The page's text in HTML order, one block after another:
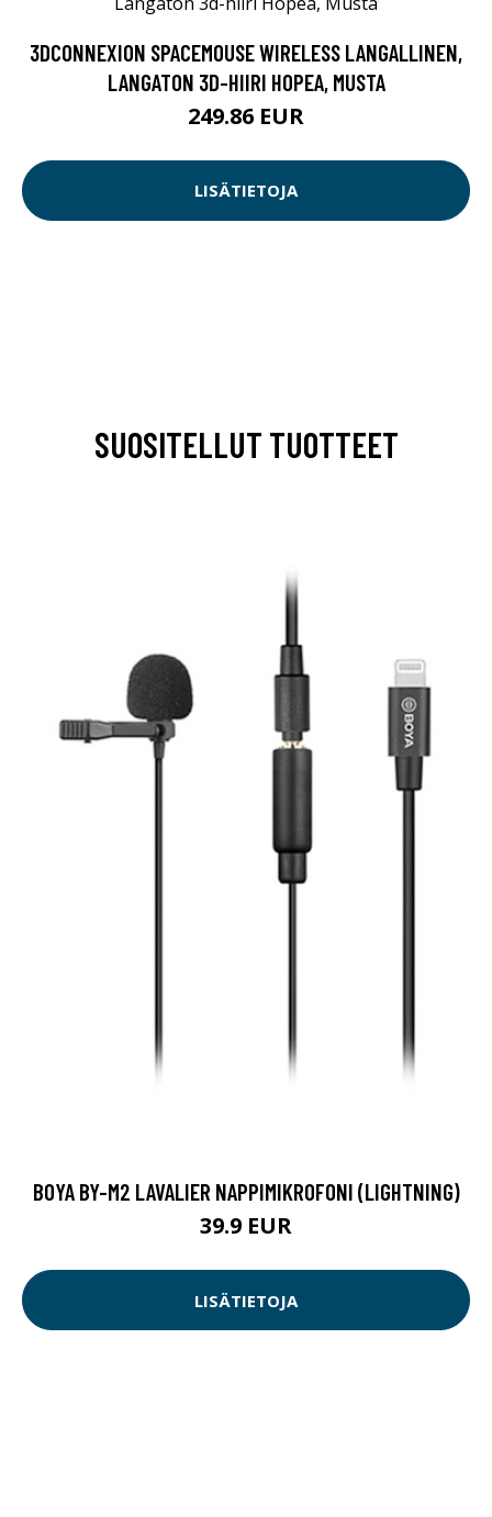
3DCONNEXION SPACEMOUSE WIRELESS LANGALLINEN,
LANGATON 3D-HIIRI HOPEA, MUSTA
249.86 EUR
LISÄTIETOJA
SUOSITELLUT TUOTTEET
BOYA BY-M2 LAVALIER NAPPIMIKROFONI (LIGHTNING)
39.9 EUR
LISÄTIETOJA